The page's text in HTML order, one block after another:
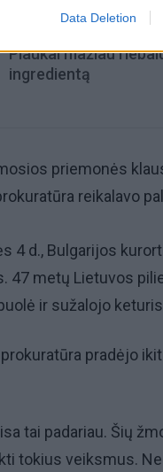
Data Deletion
Plaukai mažiau
ingredientą
priemonės
reikalavo
4 d., Bulgarijos
47 metų Lietuvos
ir sužalojo
pradėjo
tai padariau. Šių
tokius veiksmus.